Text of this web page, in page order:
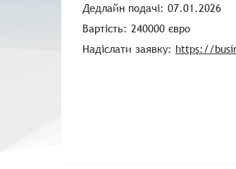
Дедлайн подачі: 07.01.2026
Вартість: 240000 євро
Надіслати заявку: https://